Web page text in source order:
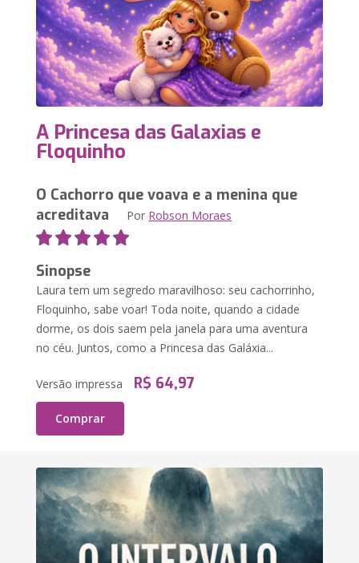
A Princesa das Galaxias e
Floquinho
O Cachorro que voava e a menina que
acreditava Por Robson Moraes
Sinopse
Laura tem um segredo maravilhoso: seu cachorrinho,
Floquinho, sabe voar! Toda noite, quando a cidade
dorme, os dois saem pela janela para uma aventura
no céu. Juntos, como a Princesa das Galáxia...
Versão impressa R$ 64,97
Comprar